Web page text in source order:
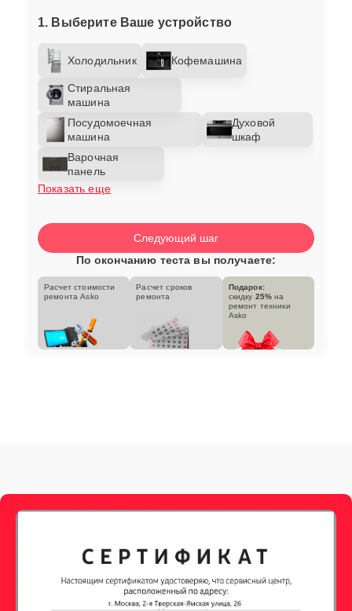
1. Выберите Ваше устройство
Холодильник Кофемашина
Стиральная
машина
Посудомоечная
машина
Духовой
шкаф
Варочная
панель
Показать еще
Следующий шаг
По окончанию теста вы получаете:
Расчет стоимости
ремонта Asko
Расчет сроков
ремонта
Подарок:
скидку 25% на
ремонт техники
Asko